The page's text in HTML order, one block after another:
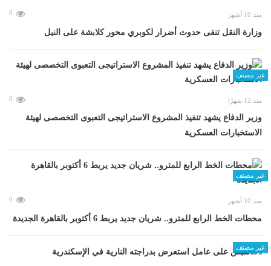
منذ 10 أشهر 0
وزارة النقل تنفى حدوث أضرار لكوبري محور كلابشة على النيل
غير مصنف
منذ 12 شهرًا 0
وزير الدفاع يشهد تنفيذ المشروع الاستراتيجى التعبوى التخصصى لهيئة
الاستخبارات العسكرية
غير مصنف
منذ 10 أشهر 0
محطات الخط الرابع للمترو.. شريان جديد يربط 6 أكتوبر بالقاهرة الجديدة
غير مصنف